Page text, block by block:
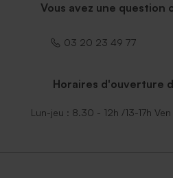
Vous avez une question
03 20 23 49 77
Horaires d'ouverture
Lun-jeu : 8.30 - 12h /13-17h